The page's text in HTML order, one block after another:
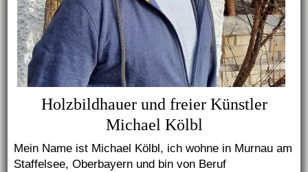
Holzbildhauer und freier Künstler
Michael Kölbl
Mein Name ist Michael Kölbl, ich wohne in Murnau am
Staffelsee, Oberbayern und bin von Beruf